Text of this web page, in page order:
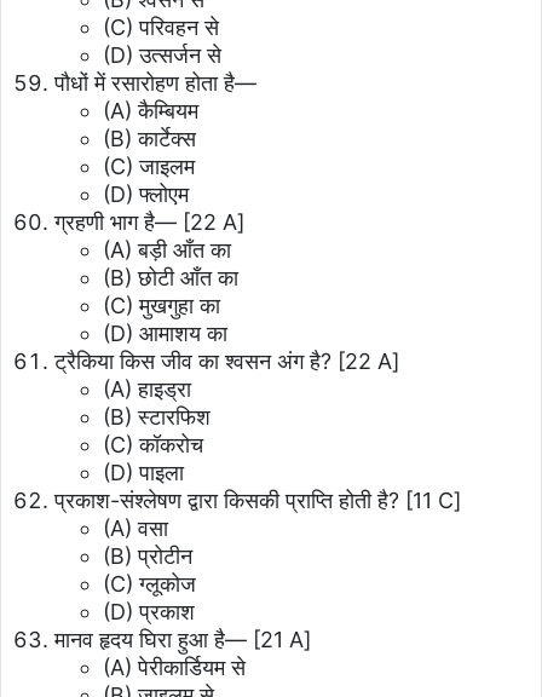
(C) परिवहन से
(D) उत्सर्जन से
पौधों में रसारोहण होता है—
(A) कैम्बियम
(B) कार्टेक्स
(C) जाइलम
(D) फ्लोएम
ग्रहणी भाग है— [22 A]
(A) बड़ी आँत का
(B) छोटी आँत का
(C) मुखगुहा का
(D) आमाशय का
ट्रैकिया किस जीव का श्वसन अंग है? [22 A]
(A) हाइड्रा
(B) स्टारफिश
(C) कॉकरोच
(D) पाइला
प्रकाश-संश्लेषण द्वारा किसकी प्राप्ति होती है? [11 C]
(A) वसा
(B) प्रोटीन
(C) ग्लूकोज
(D) प्रकाश
मानव हृदय घिरा हुआ है— [21 A]
(A) पेरीकार्डियम से